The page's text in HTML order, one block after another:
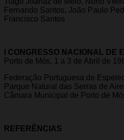
Fernando Santos, João Paulo
Francisco Santos
I CONGRESSO NACIONAL DE
Porto de Mós, 1 a 3 de Abril de
Federação Portuguesa de
Parque Natural das Serras de
Câmara Municipal de Porto de
REFERÊNCIAS